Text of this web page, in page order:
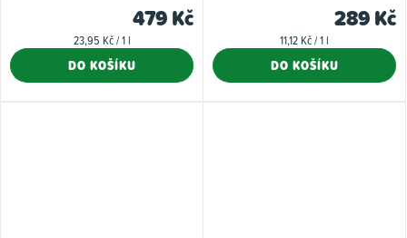
je
5,0
479 Kč
Měrná
23,95 Kč / 1 l
DO KOŠÍKU
je
5,0
289 Kč
Měrná
11,12 Kč / 1 l
DO KOŠÍKU